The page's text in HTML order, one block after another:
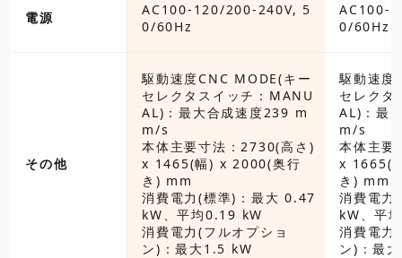
電源
200-240V, 5
AC100-120/200-240V, 5
0/60Hz
AC100-
0/60Hz
その他
) x 1700(奥行
駆動速度CNC MODE(キー
セレクタスイッチ：MANU
AL)：最大合成速度239 m
m/s
本体主要寸法：2730(高さ)
x 1465(幅) x 2000(奥行
き) mm
消費電力(標準)：最大 0.47
kW、平均0.19 kW
消費電力(フルオプショ
ン)：最大1.5 kW
駆動速度
セレクタ
AL)：最
m/s
本体主要
x 1665(
き) mm
消費電力
kW、平
消費電力
ン)：最